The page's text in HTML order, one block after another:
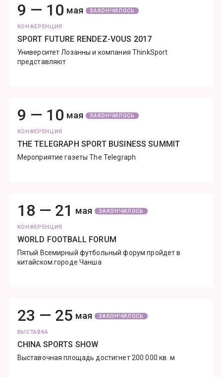
9 — 10 мая ЗАКОНЧИЛОСЬ
КОНФЕРЕНЦИЯ
SPORT FUTURE RENDEZ-VOUS 2017
Университет Лозанны и компания ThinkSport
представляют
9 — 10 мая ЗАКОНЧИЛОСЬ
КОНФЕРЕНЦИЯ
THE TELEGRAPH SPORT BUSINESS SUMMIT
Мероприятие газеты The Telegraph
18 — 21 мая ЗАКОНЧИЛОСЬ
КОНФЕРЕНЦИЯ
WORLD FOOTBALL FORUM
Пятый Всемирный футбольный форум пройдет в
китайском городе Чанша
23 — 25 мая ЗАКОНЧИЛОСЬ
ВЫСТАВКА
CHINA SPORTS SHOW
Выставочная площадь достигнет 200 000 кв. м